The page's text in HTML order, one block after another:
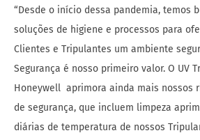
“Desde o início dessa pandemia, temos
soluções de higiene e processos para
Clientes e Tripulantes um ambiente
Segurança é nosso primeiro valor. O UV
Honeywell aprimora ainda mais nossos
de segurança, que incluem limpeza
diárias de temperatura de nossos